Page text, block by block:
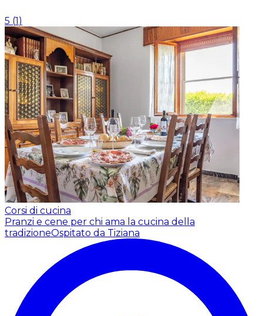
5 (1)
Corsi di cucina
Pranzi e cene per chi ama la cucina della
tradizioneOspitato da Tiziana